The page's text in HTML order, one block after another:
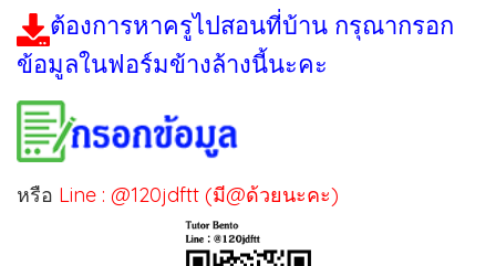
ต้องการหาครูไปสอนที่บ้าน กรุณากรอก
ข้อมูลในฟอร์มข้างล้างนี้นะคะ
หรือ Line : @120jdftt (มี@ด้วยนะคะ)